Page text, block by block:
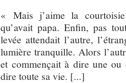
« Mais j’aime la
qu’avait papa. Enfin, pas
levée attendait l’autre,
lumière tranquille. Alors
et commençait à dire une ou
dire toute sa vie. [...]